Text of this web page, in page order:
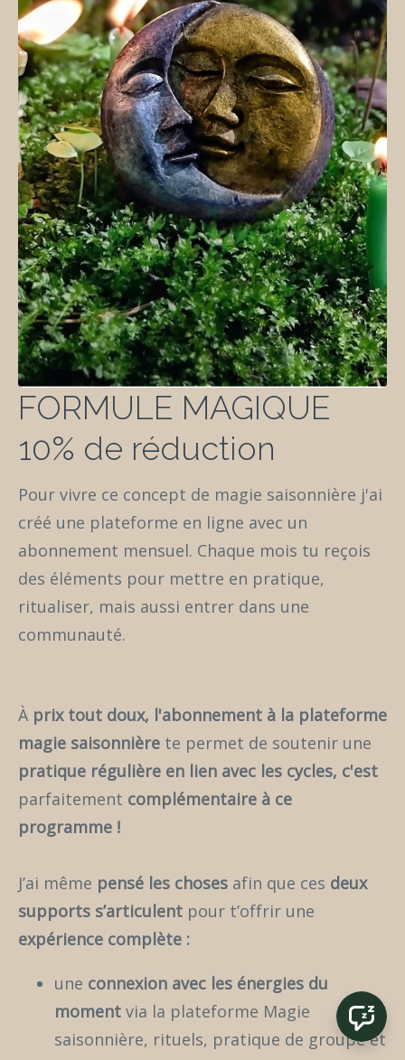
FORMULE MAGIQUE
10% de réduction
Pour vivre ce concept de magie saisonnière j'ai
créé une plateforme en ligne avec un
abonnement mensuel. Chaque mois tu reçois
des éléments pour mettre en pratique,
ritualiser, mais aussi entrer dans une
communauté.
À prix tout doux, l'abonnement à la plateforme
magie saisonnière te permet de soutenir une
pratique régulière en lien avec les cycles, c'est
parfaitement complémentaire à ce
programme !
J’ai même pensé les choses afin que ces deux
supports s’articulent pour t’offrir une
expérience complète :
une connexion avec les énergies du
moment via la plateforme Magie
saisonnière, rituels, pratique de groupe et